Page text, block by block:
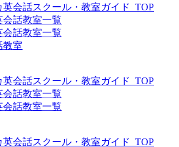
会話スクール・教室ガイド_TOP
話教室一覧
会話教室一覧
教室
会話スクール・教室ガイド_TOP
会話教室一覧
話教室一覧
会話スクール・教室ガイド_TOP